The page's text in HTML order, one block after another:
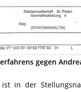
gegen
ist in der